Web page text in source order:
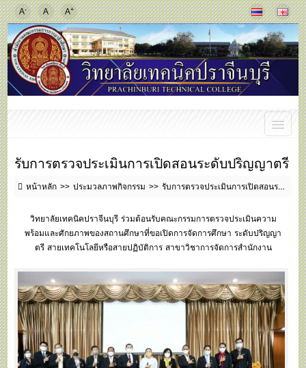
A- A A+
รับการตรวจประเมินการเปิดสอนระดับปริญญาตรี
หน้าหลัก ประมวลภาพกิจกรรม รับการตรวจประเมินการเปิดสอนระดับปริญญาตรี
วิทยาลัยเทคนิคปราจีนบุรี ร่วมต้อนรับคณะกรรมการตรวจประเมินความ
พร้อมและศักยภาพของสถานศึกษาที่ขอเปิดการจัดการศึกษา ระดับปริญญา
ตรี สายเทคโนโลยีหรือสายปฏิบัติการ สาขาวิชาการจัดการสำนักงาน